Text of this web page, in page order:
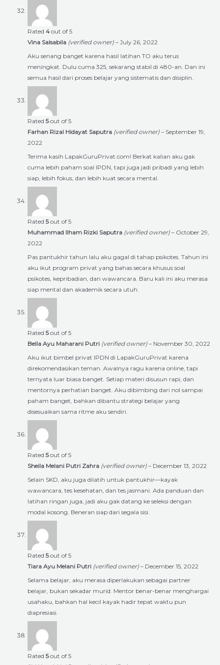
Rated 4 out of 5
Vina Salsabila (verified owner) – July 26, 2022
Aku senang banget karena hasil latihan TO aku terus
meningkat. Dulu cuma 325, sekarang stabil di 480-an. Dan ini
semua hasil dari proses belajar yang sistematis dan disiplin.
Rated 5out of 5
Farhan Rizal Hidayat Saputra (verified owner) – September 19,
2022
Terima kasih LapakGuruPrivat.com! Berkat kalian aku gak
cuma lebih paham soal IPDN, tapi juga jadi pribadi yang lebih
siap, lebih fokus, dan lebih kuat secara mental.
Rated 5out of 5
Muhammad Ilham Rizki Saputra (verified owner) – October 29,
2022
Pas pantukhir tahun lalu aku gagal di tahap psikotes. Tahun ini
aku ikut program privat yang bahas secara khusus soal
psikotes, kepribadian, dan wawancara. Baru kali ini aku merasa
siap mental dan akademik secara utuh.
Rated 5out of 5
Bella Ayu Maharani Putri (verified owner) – November 30, 2022
Aku ikut bimbel privat IPDN di LapakGuruPrivat karena
direkomendasikan teman. Awalnya ragu karena online, tapi
ternyata luar biasa banget. Setiap materi disusun rapi, dan
mentornya perhatian banget. Aku dibimbing dari nol sampai
paham banget, bahkan dibantu strategi belajar yang
disesuaikan sama ritme aku sendiri.
Rated 5out of 5
Sheila Melani Putri Zahra (verified owner) – December 13, 2022
Selain SKD, aku juga dilatih untuk pantukhir—kayak
wawancara, tes kesehatan, dan tes jasmani. Ada panduan dan
latihan ringan juga, jadi aku gak datang ke seleksi dengan
modal kosong. Beneran siap dari segala sisi.
Rated 5out of 5
Tiara Ayu Melani Putri (verified owner) – December 15, 2022
Selama belajar, aku merasa diperlakukan sebagai partner
belajar, bukan sekadar murid. Mentor benar-benar menghargai
usahaku, bahkan hal kecil kayak hadir tepat waktu pun
diapresiasi.
Rated 5out of 5